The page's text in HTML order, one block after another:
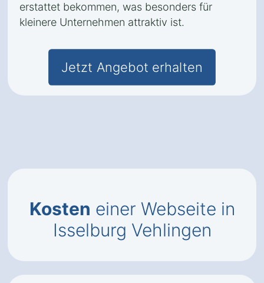
erstattet bekommen, was besonders für
kleinere Unternehmen attraktiv ist.
Jetzt Angebot erhalten
Kosten einer Webseite in
Isselburg Vehlingen